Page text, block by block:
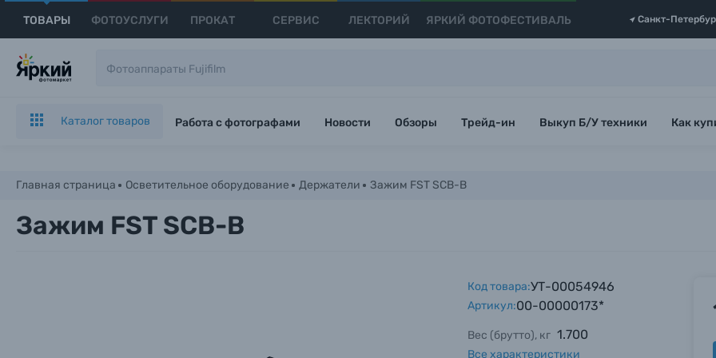
ТОВАРЫ ФОТОУСЛУГИ ПРОКАТ СЕРВИС ЛЕКТОРИЙ ЯРКИЙ ФОТОФЕСТИВАЛЬ Санкт-
Каталог товаров Работа с фотографами Новости Обзоры Трейд-ин Выкуп Б/У техники Как
Главная страница Осветительное оборудование Держатели Зажим FST SCB-B
Зажим FST SCB-B
Код товара:УТ-00054946
Артикул:00-00000173*
Вес (брутто), кг 1.700
Все характеристики